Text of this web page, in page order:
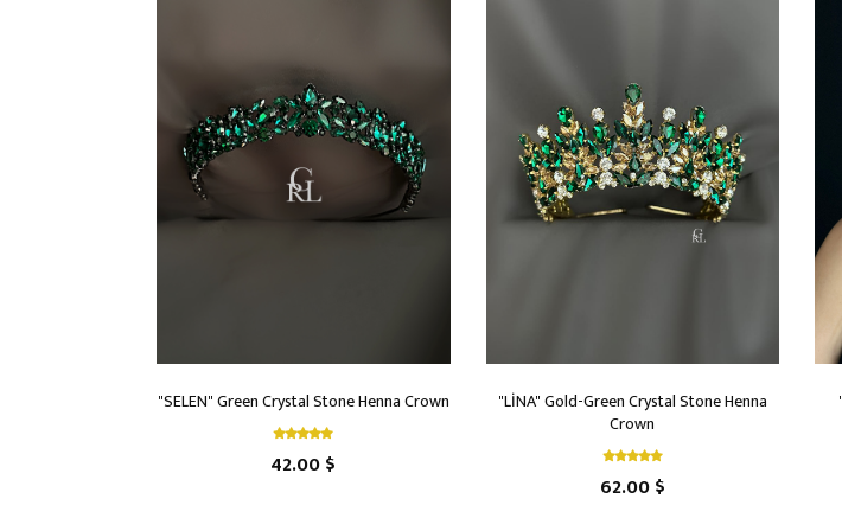
"SELEN" Green Crystal Stone Henna Crown
42.00 $
"LİNA" Gold-Green Crystal Stone Henna
Crown
62.00 $